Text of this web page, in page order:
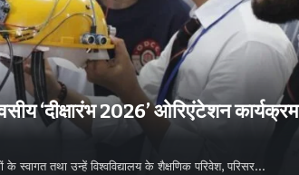
‘दीक्षारंभ 2026’ ओरिएंटेशन कार्यक्रम
के स्वागत तथा उन्हें विश्वविद्यालय के शैक्षणिक परिवेश, परिसर…